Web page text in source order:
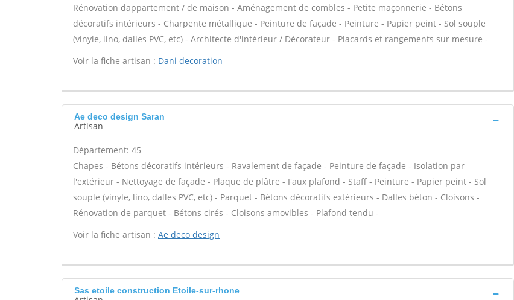
Rénovation dappartement / de maison - Aménagement de combles - Petite maçonnerie - Bétons
décoratifs intérieurs - Charpente métallique - Peinture de façade - Peinture - Papier peint - Sol souple
(vinyle, lino, dalles PVC, etc) - Architecte d'intérieur / Décorateur - Placards et rangements sur mesure -
Voir la fiche artisan : Dani decoration
Ae deco design Saran
Artisan
Département: 45
Chapes - Bétons décoratifs intérieurs - Ravalement de façade - Peinture de façade - Isolation par
l'extérieur - Nettoyage de façade - Plaque de plâtre - Faux plafond - Staff - Peinture - Papier peint - Sol
souple (vinyle, lino, dalles PVC, etc) - Parquet - Bétons décoratifs extérieurs - Dalles béton - Cloisons -
Rénovation de parquet - Bétons cirés - Cloisons amovibles - Plafond tendu -
Voir la fiche artisan : Ae deco design
Sas etoile construction Etoile-sur-rhone